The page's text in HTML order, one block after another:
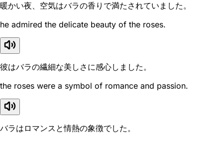
暖かい夜、空気はバラの香りで満たされていました。
he admired the delicate beauty of the roses.
彼はバラの繊細な美しさに感心しました。
the roses were a symbol of romance and passion.
バラはロマンスと情熱の象徴でした。